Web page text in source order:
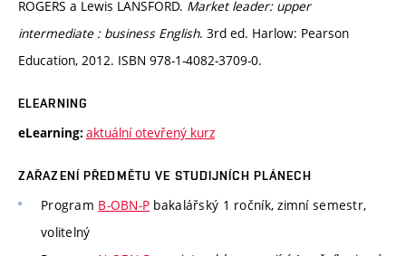
ROGERS a Lewis LANSFORD. Market leader: upper
intermediate : business English. 3rd ed. Harlow: Pearson
Education, 2012. ISBN 978-1-4082-3709-0.
ELEARNING
eLearning: aktuální otevřený kurz
ZAŘAZENÍ PŘEDMĚTU VE STUDIJNÍCH PLÁNECH
Program B-OBN-P bakalářský 1 ročník, zimní semestr,
volitelný